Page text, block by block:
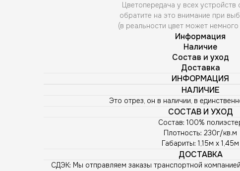
Цветопередача у всех устройств
обратите на это внимание при
(в реальности цвет может немного
Информация
Наличие
Состав и уход
Доставка
ИНФОРМАЦИЯ
НАЛИЧИЕ
Это отрез, он в наличии, в
СОСТАВ И УХОД
Состав: 100%
Плотность: 230г/кв.м
Габариты: 1,15м х 1,45м
ДОСТАВКА
СДЭК: Мы отправляем заказы транспортной